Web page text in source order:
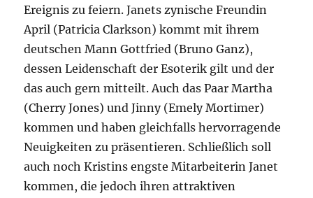
Ereignis zu feiern. Janets zynische Freundin
April (Patricia Clarkson) kommt mit ihrem
deutschen Mann Gottfried (Bruno Ganz),
dessen Leidenschaft der Esoterik gilt und der
das auch gern mitteilt. Auch das Paar Martha
(Cherry Jones) und Jinny (Emely Mortimer)
kommen und haben gleichfalls hervorragende
Neuigkeiten zu präsentieren. Schließlich soll
auch noch Kristins engste Mitarbeiterin Janet
kommen, die jedoch ihren attraktiven